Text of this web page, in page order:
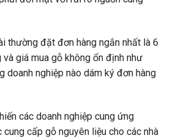
thường đặt đơn hàng ngắn nhất là 6
giá mua gỗ không ổn định như
doanh nghiệp nào dám ký đơn hàng
các doanh nghiệp cung ứng
cấp gỗ nguyên liệu cho các nhà